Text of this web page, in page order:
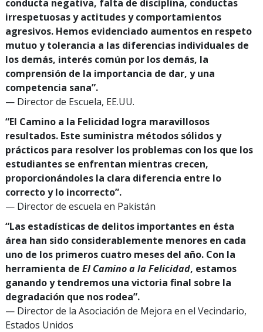
conducta negativa, falta de disciplina, conductas
irrespetuosas y actitudes y comportamientos
agresivos. Hemos evidenciado aumentos en respeto
mutuo y tolerancia a las diferencias individuales de
los demás, interés común por los demás, la
comprensión de la importancia de dar, y una
competencia sana”.
— Director de Escuela, EE.UU.
“El Camino a la Felicidad logra maravillosos
resultados. Este suministra métodos sólidos y
prácticos para resolver los problemas con los que los
estudiantes se enfrentan mientras crecen,
proporcionándoles la clara diferencia entre lo
correcto y lo incorrecto”.
— Director de escuela en Pakistán
“Las estadísticas de delitos importantes en ésta
área han sido considerablemente menores en cada
uno de los primeros cuatro meses del año. Con la
herramienta de El Camino a la Felicidad, estamos
ganando y tendremos una victoria final sobre la
degradación que nos rodea”.
— Director de la Asociación de Mejora en el Vecindario,
Estados Unidos